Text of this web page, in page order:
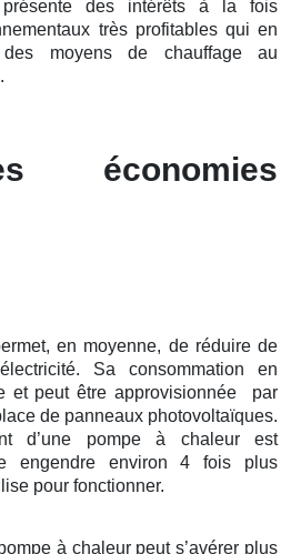
des intérêts à la fois
très profitables qui en
moyens de chauffage au
économies
en moyenne, de réduire de
Sa consommation en
et peut être approvisionnée par
de panneaux photovoltaïques.
d’une pompe à chaleur est
engendre environ 4 fois plus
pour fonctionner.
à chaleur peut s’avérer plus